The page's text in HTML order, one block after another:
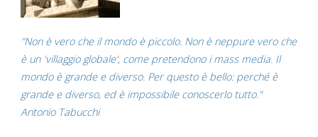
"Non è vero che il mondo è piccolo. Non è neppure vero che
è un 'villaggio globale', come pretendono i mass media. Il
mondo è grande e diverso. Per questo è bello: perché è
grande e diverso, ed è impossibile conoscerlo tutto."
Antonio Tabucchi